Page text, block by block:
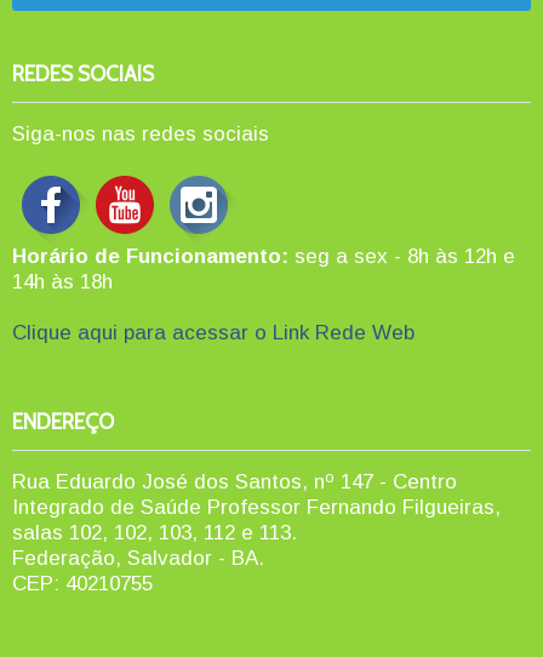
REDES SOCIAIS
Siga-nos nas redes sociais
Horário de Funcionamento: seg a sex - 8h às 12h e
14h às 18h
Clique aqui para acessar o Link Rede Web
ENDEREÇO
Rua Eduardo José dos Santos, nº 147 - Centro
Integrado de Saúde Professor Fernando Filgueiras,
salas 102, 102, 103, 112 e 113.
Federação, Salvador - BA.
CEP: 40210755